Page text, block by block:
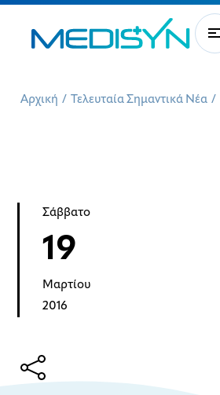
Αρχική / Τελευταία Σημαντικά Νέα /
Σάββατο
19
Μαρτίου
2016